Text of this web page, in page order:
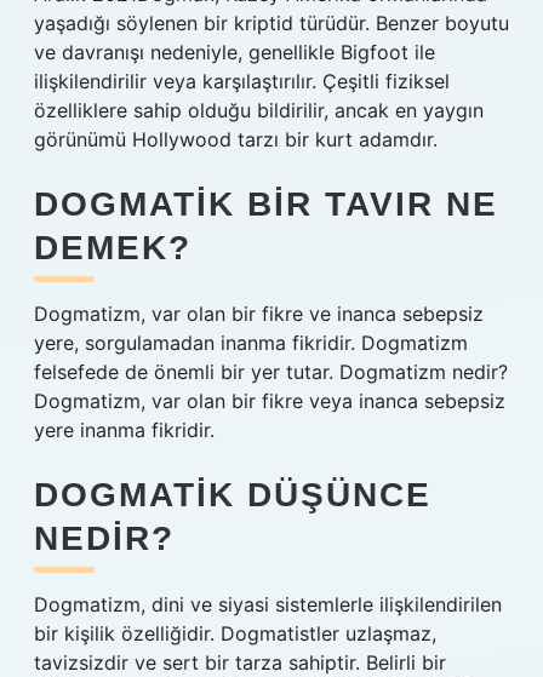
yaşadığı söylenen bir kriptid türüdür. Benzer boyutu
ve davranışı nedeniyle, genellikle Bigfoot ile
ilişkilendirilir veya karşılaştırılır. Çeşitli fiziksel
özelliklere sahip olduğu bildirilir, ancak en yaygın
görünümü Hollywood tarzı bir kurt adamdır.
DOGMATIK BIR TAVIR NE
DEMEK?
Dogmatizm, var olan bir fikre ve inanca sebepsiz
yere, sorgulamadan inanma fikridir. Dogmatizm
felsefede de önemli bir yer tutar. Dogmatizm nedir?
Dogmatizm, var olan bir fikre veya inanca sebepsiz
yere inanma fikridir.
DOGMATIK DÜŞÜNCE
NEDIR?
Dogmatizm, dini ve siyasi sistemlerle ilişkilendirilen
bir kişilik özelliğidir. Dogmatistler uzlaşmaz,
tavizsizdir ve sert bir tarza sahiptir. Belirli bir